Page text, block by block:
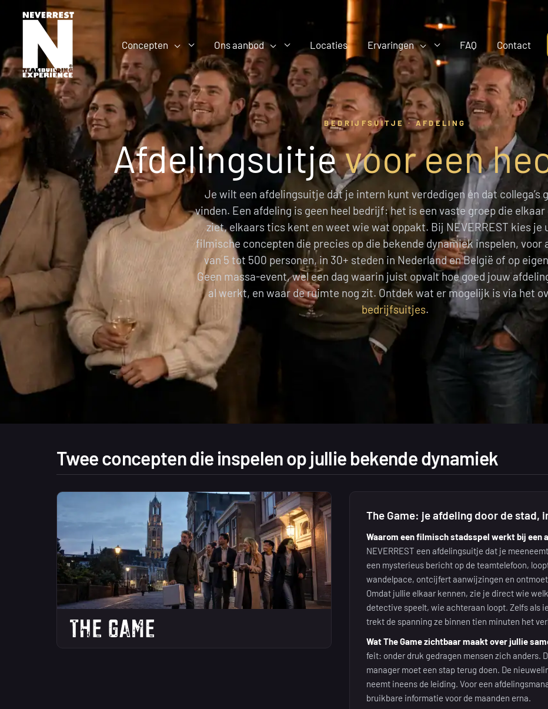
inhoud
Concepten Ons aanbod Locaties Ervaringen FAQ Contact
BEDRIJFSUITJE · AFDELING
Afdelingsuitjevoor een
Je wilt een afdelingsuitje dat je intern kunt verdedigen én dat collega’s
vinden. Een afdeling is geen heel bedrijf: het is een vaste groep die
ziet, elkaars tics kent en weet wie wat oppakt. Bij NEVERREST kies je
filmische concepten die precies op die bekende dynamiek inspelen, voor
van 5 tot 500 personen, in 30+ steden in Nederland en België of op
Geen massa-event, wel een dag waarin juist opvalt hoe goed jouw
al werkt, en waar de ruimte nog zit. Ontdek wat er mogelijk is via het
bedrijfsuitjes.
Twee concepten die inspelen op jullie bekende dynamiek
The Game: je afdeling door de stad,
Waarom een filmisch stadsspel werkt bij een
NEVERREST een afdelingsuitje dat je
een mysterieus bericht op de teamtelefoon,
wandelpace, ontcijfert aanwijzingen en
Omdat jullie elkaar kennen, zie je direct wie
detective speelt, wie achteraan loopt. Zelfs als
trekt de spanning ze binnen tien minuten het
Wat The Game zichtbaar maakt over jullie
feit: onder druk gedragen mensen zich anders.
manager moet een stap terug doen. De
neemt ineens de leiding. Voor een
bruikbare informatie voor de maanden erna.